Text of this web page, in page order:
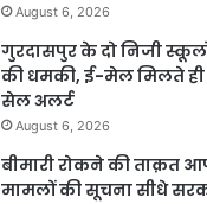
August 6, 2026
गुरदासपुर के दो निजी
की धमकी, ई-मेल मिलते
सेल अलर्ट
August 6, 2026
बीमारी रोकने की ताक़त
मामलों की सूचना सीधे